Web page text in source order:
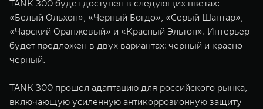
TANK 300 будет доступен в следующих цветах:
«Белый Ольхон», «Черный Богдо», «Серый Шантар»,
«Чарский Оранжевый» и «Красный Эльтон». Интерьер
будет предложен в двух вариантах: черный и красно-
черный.
TANK 300 прошел адаптацию для российского рынка,
включающую усиленную антикоррозионную защиту